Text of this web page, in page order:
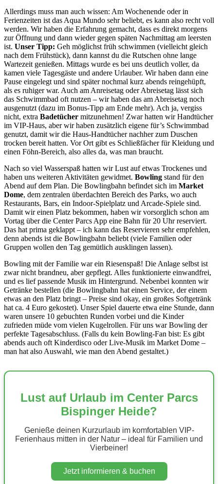
Allerdings muss man auch wissen: Am Wochenende oder in
Ferienzeiten ist das Aqua Mundo sehr beliebt, es kann also recht voll
werden. Wir haben die Erfahrung gemacht, dass es direkt morgens
zur Öffnung und dann wieder gegen späten Nachmittag am leersten
ist. Unser Tipp: Geh möglichst früh schwimmen (vielleicht gleich
nach dem Frühstück), dann kannst du die Rutschen ohne lange
Wartezeit genießen. Mittags wurde es bei uns deutlich voller, da
kamen viele Tagesgäste und andere Urlauber. Wir haben dann eine
Pause eingelegt und sind später nochmal kurz abends reingehüpft,
als es ruhiger war. Auch am Anreisetag oder Abreisetag lässt sich
das Schwimmbad oft nutzen – wir haben das am Abreisetag noch
ausgenutzt (dazu im Bonus-Tipp am Ende mehr). Ach ja, vergiss
nicht, extra Badetücher mitzunehmen! Zwar hatten wir Handtücher
im VIP-Haus, aber wir haben zusätzlich eigene für’s Schwimmbad
genutzt, damit wir die Haus-Handtücher nachher zum Duschen
trocken bereit hatten. Vor Ort gibt es Schließfächer für Kleidung und
einen Föhn-Bereich, also alles da, was man braucht.
Nach so viel Wasserspaß hatten wir Lust auf etwas Trockenes und
haben uns weiteren Aktivitäten gewidmet. Bowling stand für den
Abend auf dem Plan. Die Bowlingbahn befindet sich im Market
Dome, dem zentralen überdachten Bereich des Parks, wo auch
Restaurants, Bars, ein Indoor-Spielplatz und Arcade-Spiele sind.
Damit wir einen Platz bekommen, haben wir vorsorglich schon am
Vortag über die Center Parcs App eine Bahn für 20 Uhr reserviert.
Das hat prima geklappt – ich kann das Reservieren sehr empfehlen,
denn abends ist die Bowlingbahn beliebt (viele Familien oder
Gruppen wollen den Tag gemütlich ausklingen lassen).
Bowling mit der Familie war ein Riesenspaß! Die Anlage selbst ist
zwar nicht brandneu, aber gepflegt. Alles funktionierte einwandfrei,
und es lief passende Musik im Hintergrund. Nebenbei konnten wir
Getränke bestellen (die Bowlingbahn hat einen Service, der einem
etwas an den Platz bringt – Preise sind okay, ein großes Softgetränk
hat ca. 4 Euro gekostet). Unser Spiel dauerte etwa eine Stunde, dann
waren unsere 10 gebuchten Runden vorbei und die Kinder
zufrieden müde vom vielen Kugelrollen. Für uns war Bowling der
perfekte Tagesabschluss. (Falls du kein Bowling-Fan bist: Es gibt
abends auch oft Kinderdisco oder Live-Musik im Market Dome –
man hat also Auswahl, wie man den Abend gestaltet.)
Lust auf Urlaub im Center Parcs
Bispinger Heide?
Genieße deinen Kurzurlaub im komfortablen VIP-
Ferienhaus mitten in der Natur – ideal für Familien und
Vierbeiner!
Jetzt informieren & buchen